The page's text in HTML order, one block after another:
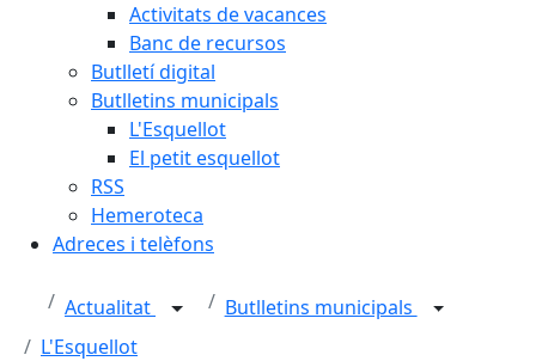
Activitats de vacances
Banc de recursos
Butlletí digital
Butlletins municipals
L'Esquellot
El petit esquellot
RSS
Hemeroteca
Adreces i telèfons
Actualitat
Butlletins municipals
L'Esquellot